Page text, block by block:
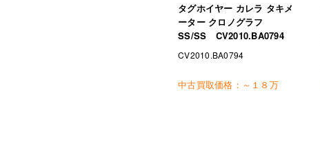
タグホイヤー カレラ タキメ
ーター クロノグラフ
SS/SS CV2010.BA0794
CV2010.BA0794
中古買取価格： ～１８万